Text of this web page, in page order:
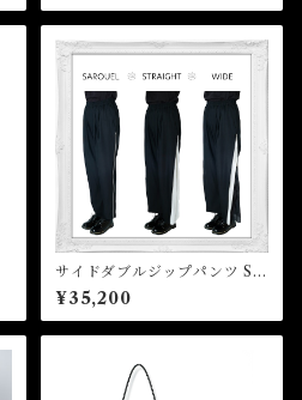
サイドダブルジップパンツ Sid
e double zip pants
¥35,200